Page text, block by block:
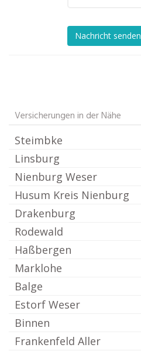
Nachricht senden
Versicherungen in der Nähe
Steimbke
Linsburg
Nienburg Weser
Husum Kreis Nienburg
Drakenburg
Rodewald
Haßbergen
Marklohe
Balge
Estorf Weser
Binnen
Frankenfeld Aller